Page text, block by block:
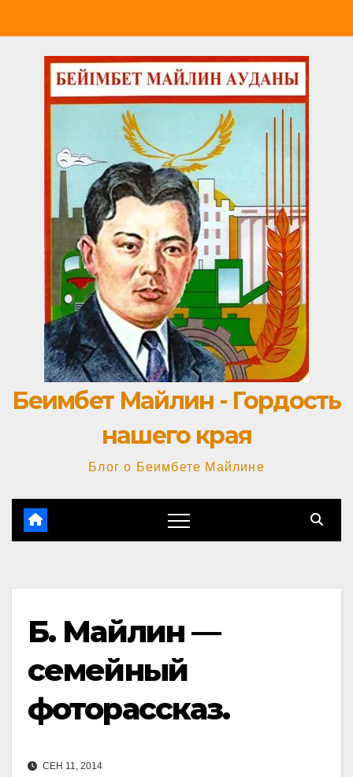
Беимбет Майлин - Гордость
нашего края
Блог о Беимбете Майлине
Б. Майлин —
семейный
фоторассказ.
СЕН 11, 2014